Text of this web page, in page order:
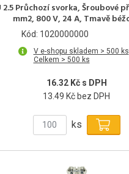
2.5 Průchozí svorka, Šroubové
mm2, 800 V, 24 A, Tmavě
Kód: 1020000000
V e-shopu skladem > 500 ks
Celkem > 500 ks
16.32 Kč s DPH
13.49 Kč bez DPH
ks